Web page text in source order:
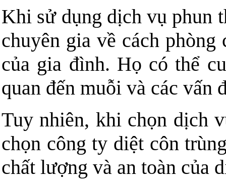
Khi sử dụng dịch vụ phun
chuyên gia về cách
của gia đình. Họ có thể
quan đến muỗi và các vấn
Tuy nhiên, khi chọn dịch
chọn công ty diệt côn
chất lượng và an toàn của